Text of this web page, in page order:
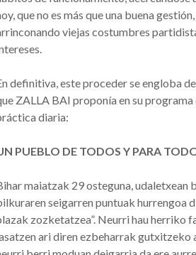
que no es más que una buena
viejas costumbres
definitiva, este proceder se engloba
ZALLA BAI proponía en su
diaria:
PUEBLO DE TODOS Y PARA
maiatzak 29 osteguna, udaletxean
seigarren puntuak hurrengoa
zozketatzea”. Neurri hau herriko
ari diren ezbeharrak gutxitzeko